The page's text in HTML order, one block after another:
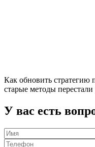
Как обновить стратегию
старые методы перестали
У вас есть